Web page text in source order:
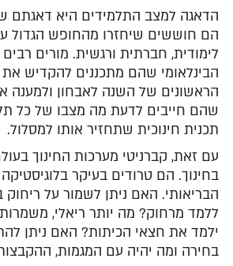
הדאגה למצב התלמידים היא דאגתם
הם חוששים שיחזרו מהחופש הגדול
לימודית, חברתית ורגשית. מורים
הבינלאומי שהם מתכננים להקדיש
הראשונים של השנה לאבחון ולמענה
שהם חייבים לדעת מה מצבו של כל
תכנית חינוכית שתחזיר אותו למסלול.
עם זאת, קברניטי מערכות החינוך
בחינוך. הם טרודים בעיקר
הבריאותי. האם ניתן לשמור על ריחוק
ללמד מרחוק? מה יותר ריאלי,
ילמד את חצאי הכיתות? האם ניתן
בחירה ומה יהיה עם המגמות,